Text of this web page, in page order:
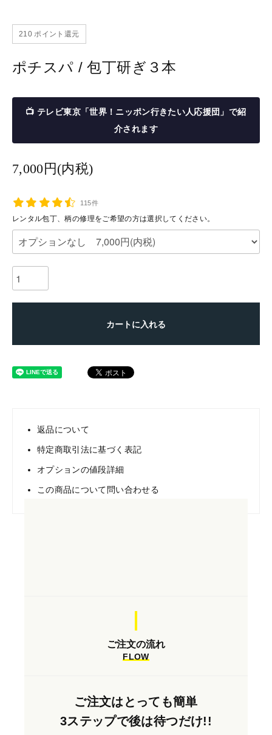
210ポイント還元
ポチスパ / 包丁研ぎ３本
📺 テレビ東京「世界！ニッポン行きたい人応援団」で紹
介されます
7,000円(内税)
115件
レンタル包丁、柄の修理をご希望の方は選択してください。
カートに入れる
返品について
特定商取引法に基づく表記
オプションの値段詳細
この商品について問い合わせる
ご注文の流れ
FLOW
ご注文はとっても簡単
3ステップで後は待つだけ!!